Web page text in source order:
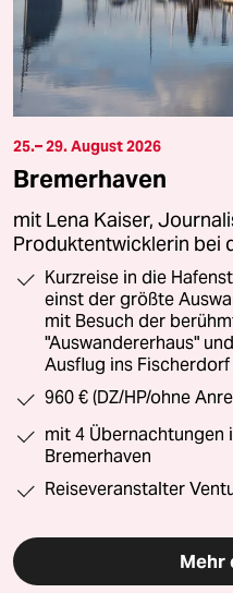
25.– 29. August 2026
Bremerhaven
mit Lena Kaiser,
Produktentwicklerin bei
Kurzreise in die
einst der größte
mit Besuch der
"Auswandererhaus"
Ausflug ins
960 € (DZ/HP/ohne
mit 4 Übernachtungen
Bremerhaven
Reiseveranstalter
Mehr